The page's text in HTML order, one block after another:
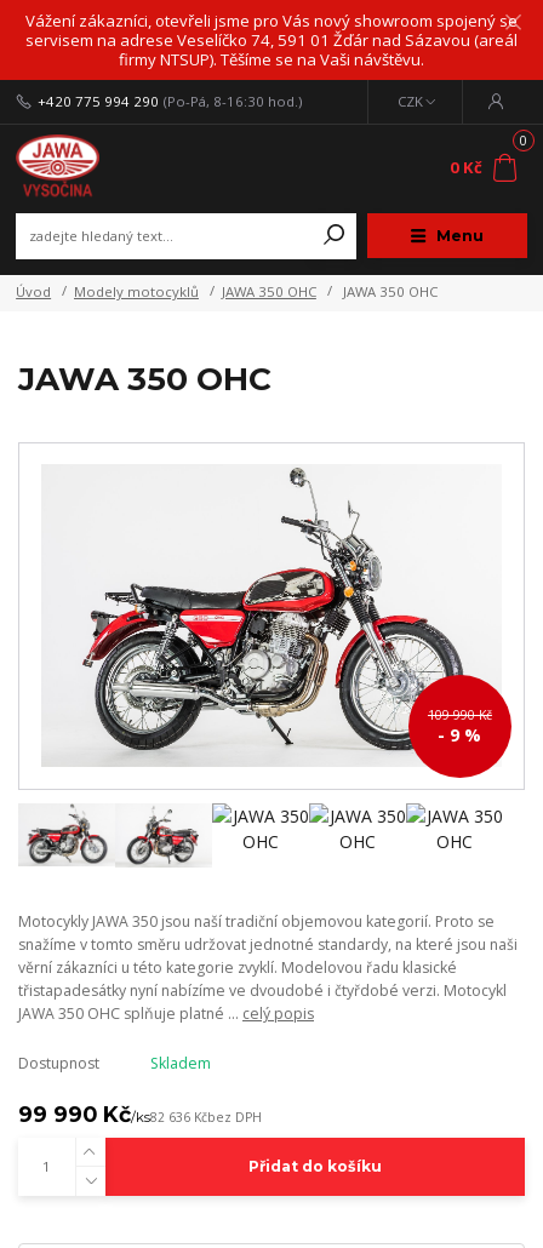
Vážení zákazníci, otevřeli jsme pro Vás nový showroom spojený se
servisem na adrese Veselíčko 74, 591 01 Žďár nad Sázavou (areál
firmy NTSUP). Těšíme se na Vaši návštěvu.
Menu
CZK
+420 775 994 290 (Po-Pá, 8-16:30 hod.)
0
0 Kč
Úvod Modely motocyklů JAWA 350 OHC JAWA 350 OHC
JAWA 350 OHC
109 990 Kč
- 9 %
Motocykly JAWA 350 jsou naší tradiční objemovou kategorií. Proto se
snažíme v tomto směru udržovat jednotné standardy, na které jsou naši
věrní zákazníci u této kategorie zvyklí. Modelovou řadu klasické
třistapadesátky nyní nabízíme ve dvoudobé i čtyřdobé verzi. Motocykl
JAWA 350 OHC splňuje platné ... celý popis
Dostupnost Skladem
99 990 Kč/ks82 636 Kčbez DPH
Přidat do košíku